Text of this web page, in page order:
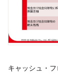
キャッシュ・